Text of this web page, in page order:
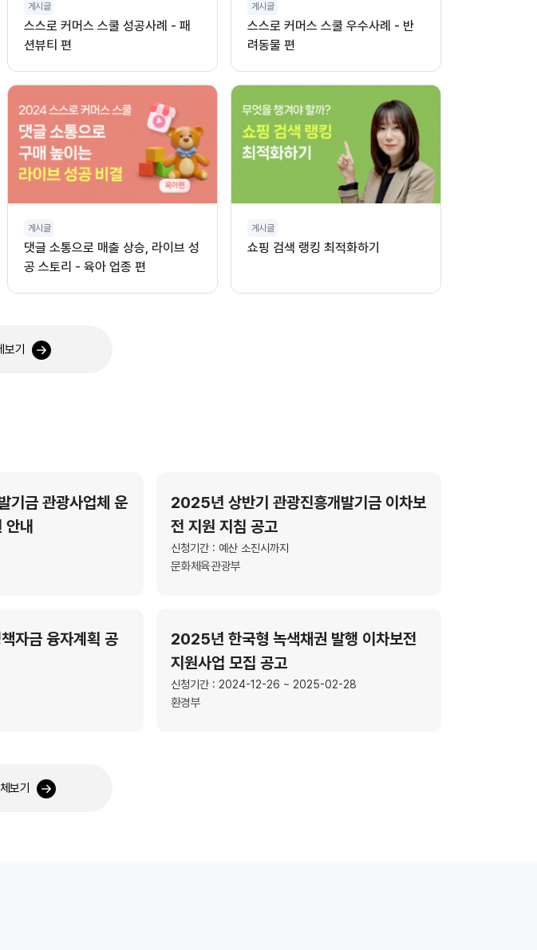
게시글
스스로 커머스 스쿨 성공사례 - 패
션뷰티 편
게시글
스스로 커머스 스쿨 우수사례 - 반
려동물 편
게시글
댓글 소통으로 매출 상승, 라이브 성
공 스토리 - 육아 업종 편
게시글
쇼핑 검색 랭킹 최적화하기
기
기금 관광사업체 운
내
2025년 상반기 관광진흥개발기금 이차보
전 지원 지침 공고
신청기간 : 예산 소진시까지
문화체육관광부
자금 융자계획 공
2025년 한국형 녹색채권 발행 이차보전
지원사업 모집 공고
신청기간 : 2024-12-26 ~ 2025-02-28
환경부
보기